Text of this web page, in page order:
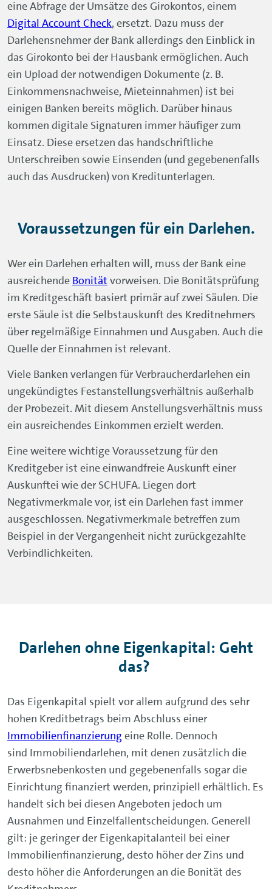
Unterschreiben sowie Einsenden (und gegebenenfalls
auch das Ausdrucken) von Kreditunterlagen.
Voraussetzungen für ein Darlehen.
Wer ein Darlehen erhalten will, muss der Bank eine
ausreichendeBonitätvorweisen. Die Bonitätsprüfung
im Kreditgeschäft basiert primär auf zwei Säulen. Die
erste Säule ist die Selbstauskunft des Kreditnehmers
über regelmäßige Einnahmen und Ausgaben. Auch die
Viele Banken verlangen für Verbraucherdarlehen ein
ungekündigtes Festanstellungsverhältnis außerhalb
ein ausreichendes Einkommen erzielt werden.
Eine weitere wichtige Voraussetzung für den
Kreditgeber ist eine einwandfreie Auskunft einer
Auskunftei wie der SCHUFA. Liegen dort
Negativmerkmale vor, ist ein Darlehen fast immer
Beispiel in der Vergangenheit nicht zurückgezahlte
Verbindlichkeiten.
Darlehen ohne Eigenkapital: Geht
das?
Das Eigenkapital spielt vor allem aufgrund des sehr
handelt sich bei diesen Angeboten jedoch um
Ausnahmen und Einzelfallentscheidungen. Generell
Immobilienfinanzierung, desto höher der Zins und
desto höher die Anforderungen an die Bonität des
Kreditnehmers.
Bei Darlehen, deren Kreditbetrag geringer ausfällt als
bei einer Immobilienfinanzierung, beispielsweise ein
Autokreditzum Kauf eines Autos oder ein allgemeiner
Konsumentenkredit ohne Zweckbindung, ist in der
Regel kein Eigenkapital erforderlich. Diese Darlehen
dienen gerade dazu, den Kreditnehmern Investitionen
zu ermöglichen, für die das nötige Kapital fehlt.
Zwingende Voraussetzung für Darlehen ohne